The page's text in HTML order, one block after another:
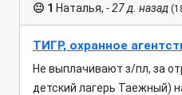
😐 1 Наталья, - 27 д. назад
ТИГР, охранное
Не выплачивают з/пл, за
детский лагерь Таежный)